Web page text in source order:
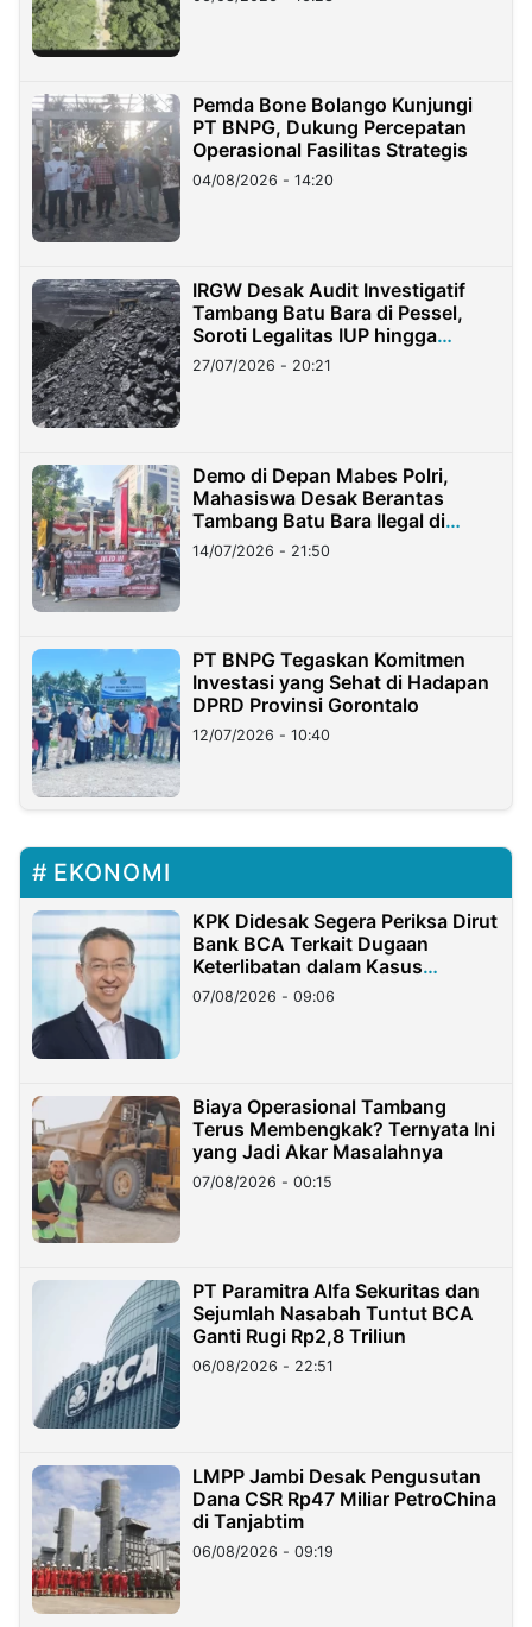
Pemda Bone Bolango Kunjungi
PT BNPG, Dukung Percepatan
Operasional Fasilitas Strategis
04/08/2026 - 14:20
IRGW Desak Audit Investigatif
Tambang Batu Bara di Pessel,
Soroti Legalitas IUP hingga
Stockpile
27/07/2026 - 20:21
Demo di Depan Mabes Polri,
Mahasiswa Desak Berantas
Tambang Batu Bara Ilegal di
Lampung
14/07/2026 - 21:50
PT BNPG Tegaskan Komitmen
Investasi yang Sehat di Hadapan
DPRD Provinsi Gorontalo
12/07/2026 - 10:40
EKONOMI
KPK Didesak Segera Periksa Dirut
Bank BCA Terkait Dugaan
Keterlibatan dalam Kasus
Hilangnya Dana Nasabah Rp2,58
Miliar
07/08/2026 - 09:06
Biaya Operasional Tambang
Terus Membengkak? Ternyata Ini
yang Jadi Akar Masalahnya
07/08/2026 - 00:15
PT Paramitra Alfa Sekuritas dan
Sejumlah Nasabah Tuntut BCA
Ganti Rugi Rp2,8 Triliun
06/08/2026 - 22:51
LMPP Jambi Desak Pengusutan
Dana CSR Rp47 Miliar PetroChina
di Tanjabtim
06/08/2026 - 09:19